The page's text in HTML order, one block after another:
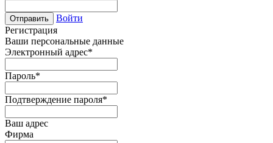
Отправить
Войти
Регистрация
Ваши персональные данные
Электронный адрес*
Пароль*
Подтверждение пароля*
Ваш адрес
Фирма